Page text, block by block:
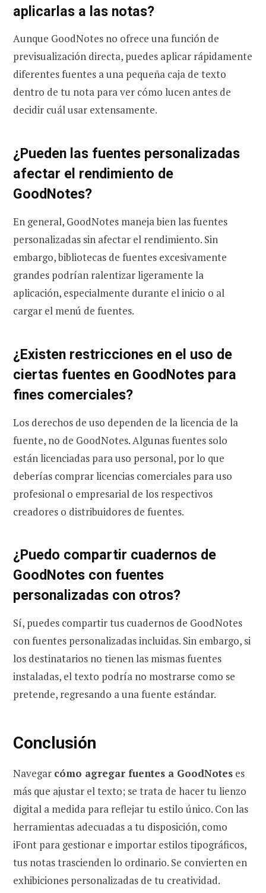
aplicarlas a las notas?
Aunque GoodNotes no ofrece una función de
previsualización directa, puedes aplicar rápidamente
diferentes fuentes a una pequeña caja de texto
dentro de tu nota para ver cómo lucen antes de
decidir cuál usar extensamente.
¿Pueden las fuentes personalizadas
afectar el rendimiento de
GoodNotes?
En general, GoodNotes maneja bien las fuentes
personalizadas sin afectar el rendimiento. Sin
embargo, bibliotecas de fuentes excesivamente
grandes podrían ralentizar ligeramente la
aplicación, especialmente durante el inicio o al
cargar el menú de fuentes.
¿Existen restricciones en el uso de
ciertas fuentes en GoodNotes para
fines comerciales?
Los derechos de uso dependen de la licencia de la
fuente, no de GoodNotes. Algunas fuentes solo
están licenciadas para uso personal, por lo que
deberías comprar licencias comerciales para uso
profesional o empresarial de los respectivos
creadores o distribuidores de fuentes.
¿Puedo compartir cuadernos de
GoodNotes con fuentes
personalizadas con otros?
Sí, puedes compartir tus cuadernos de GoodNotes
con fuentes personalizadas incluidas. Sin embargo, si
los destinatarios no tienen las mismas fuentes
instaladas, el texto podría no mostrarse como se
pretende, regresando a una fuente estándar.
Conclusión
Navegar cómo agregar fuentes a GoodNotes es
más que ajustar el texto; se trata de hacer tu lienzo
digital a medida para reflejar tu estilo único. Con las
herramientas adecuadas a tu disposición, como
iFont para gestionar e importar estilos tipográficos,
tus notas trascienden lo ordinario. Se convierten en
exhibiciones personalizadas de tu creatividad.